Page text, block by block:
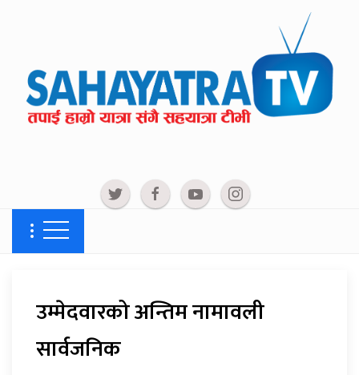
उम्मेदवारको अन्तिम नामावली
सार्वजनिक